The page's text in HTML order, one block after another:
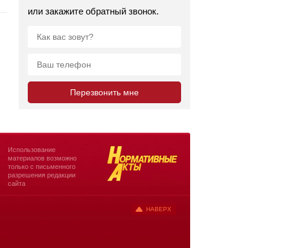
или закажите обратный звонок.
Использование
материалов возможно
только с письменного
разрешения редакции
сайта
НАВЕРХ